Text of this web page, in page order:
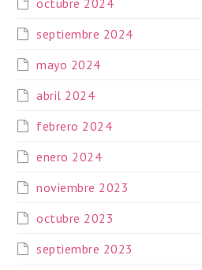
septiembre 2024
mayo 2024
abril 2024
febrero 2024
enero 2024
noviembre 2023
octubre 2023
septiembre 2023